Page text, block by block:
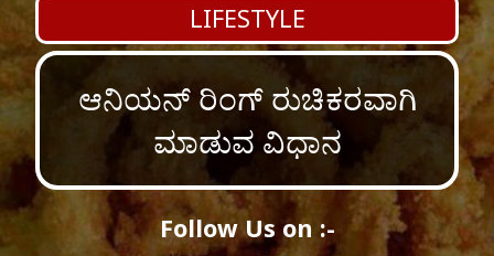
LIFESTYLE
ಆನಿಯನ್ ರಿಂಗ್ ರುಚಿಕರವಾಗಿ
ಮಾಡುವ ವಿಧಾನ
Follow Us on :-